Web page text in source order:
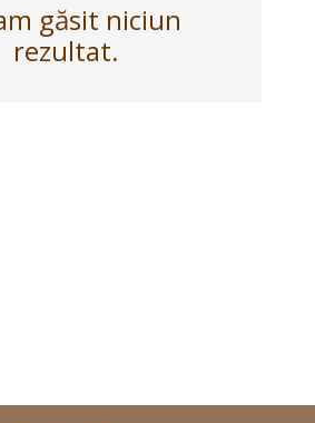
găsit niciun
rezultat.